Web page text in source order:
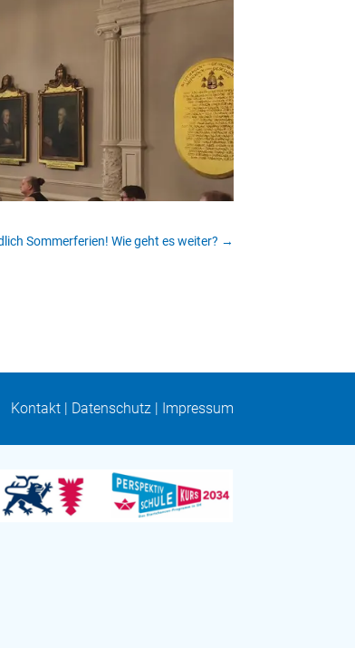
Sommerferien! Wie geht es weiter? →
Kontakt| Datenschutz| Impressum